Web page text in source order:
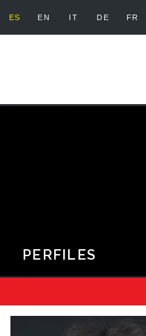
ES EN IT DE FR
PERFILES